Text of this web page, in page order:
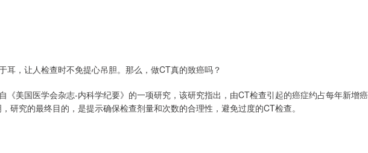
耳，让人检查时不免提心吊胆。那么，做CT真的致癌吗？
《美国医学会杂志-内科学纪要》的一项研究，该研究指出，由CT检查引起的癌症约占每年新增癌
研究的最终目的，是提示确保检查剂量和次数的合理性，避免过度的CT检查。